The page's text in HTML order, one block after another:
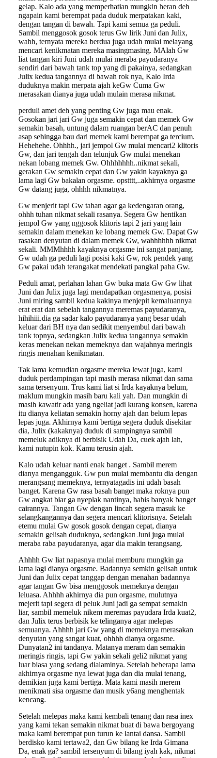
gelap. Kalo ada yang memperhatian mungkin heran deh
ngapain kami berempat pada duduk merpatakan kaki,
dengan tangan di bawah. Tapi kami semua ga peduli.
Sambil menggosok gosok terus Gw lirik Juni dan Julix,
wahh, ternyata mereka berdua juga udah mulai melayang
mencari kenikmatan mereka masingmasing. MAlah Gw
liat tangan kiri Juni udah mulai meraba payudaranya
sendiri dari bawah tank top yang di pakainya, sedangkan
Julix kedua tangannya di bawah rok nya, Kalo Irda
duduknya makin merpata ajah keGw Cuma Gw
merasakan dianya juga udah mulain merasa nikmat.
perduli amet deh yang penting Gw juga mau enak.
Gosokan jari jari Gw juga semakin cepat dan memek Gw
semakin basah, untung dalam ruangan berAC dan penuh
asap sehingga bau dari memek kami berempat ga tercium.
Hehehehe. Ohhhh., jari jempol Gw mulai mencari2 klitoris
Gw, dan jari tengah dan telunjuk Gw mulai menekan
nekan lobang memek Gw. Ohhhhhhh..nikmat sekali,
gerakan Gw semakin cepat dan Gw yakin kayaknya ga
lama lagi Gw bakalan orgasme. opstttt,..akhirnya orgasme
Gw datang juga, ohhhh nikmatnya.
Gw menjerit tapi Gw tahan agar ga kedengaran orang,
ohhh tuhan nikmat sekali rasanya. Segera Gw hentikan
jempol Gw yang nggosok klitoris tapi 2 jari yang lain
semakin dalam menekan ke lobang memek Gw. Dapat Gw
rasakan denyutan di dalam memek Gw, wahhhhhh nikmat
sekali. MMMhhhh kayaknya orgasme ini sangat panjang.
Gw udah ga peduli lagi posisi kaki Gw, rok pendek yang
Gw pakai udah terangakat mendekati pangkal paha Gw.
Peduli amat, perlahan lahan Gw buka mata Gw Gw lihat
Juni dan Julix juga lagi mendapatkan orgasmenya, posisi
Juni miring sambil kedua kakinya menjepit kemaluannya
erat erat dan sebelah tangannya meremas payudaranya,
hihihiii.dia ga sadar kalo payudaranya yang besar udah
keluar dari BH nya dan sedikit menyembul dari bawah
tank topnya, sedangkan Julix kedua tangannya semakin
keras menekan nekan memeknya dan wajahnya meringis
ringis menahan kenikmatan.
Tak lama kemudian orgasme mereka lewat juga, kami
duduk perdampingan tapi masih merasa nikmat dan sama
sama tersenyum. Trus kami liat si Irda kayaknya belum,
maklum mungkin masih baru kali yah. Dan mungkin di
masih kawatir ada yang ngeliat jadi kurang konsen, karena
itu dianya keliatan semakin horny ajah dan belum lepas
lepas juga. Akhirnya kami bertiga segera duduk disekitar
dia, Julix (kakaknya) duduk di sampingnya sambil
memeluk adiknya di berbisik Udah Da, cuek ajah lah,
kami nutupin kok. Kamu terusin ajah.
Kalo udah keluar nanti enak banget . Sambil merem
dianya mengangguk. Gw pun mulai membantu dia dengan
merangsang memeknya, ternyatagadis ini udah basah
banget. Karena Gw rasa basah banget maka roknya pun
Gw angkat biar ga nyeplak nantinya, habis banyak banget
cairannya. Tangan Gw dengan lincah segera masuk ke
selangkangannya dan segera mencari klitorisnya. Setelah
etemu mulai Gw gosok gosok dengan cepat, dianya
semakin gelisah duduknya, sedangkan Juni juga mulai
meraba raba payudaranya, agar dia makin terangsang.
Ahhhh Gw liat napasnya mulai memburu mungkin ga
lama lagi dianya orgasme. Badannya semkin gelisah untuk
Juni dan Julix cepat tanggap dengan menahan badannya
agar tangan Gw bisa menggosok memeknya dengan
leluasa. Ahhhh akhirnya dia pun orgasme, mulutnya
mejerit tapi segera di peluk Juni jadi ga sempat semakin
liar, sambil memeluk nikem meremas payudara Irda kuat2,
dan Julix terus berbisik ke telinganya agar melepas
semuanya. Ahhhh jari Gw yang di memeknya merasakan
denyutan yang sangat kuat, ohhhh dianya orgasme.
Dunyatan2 ini tandanya. Matanya meram dan semakin
meringis ringis, tapi Gw yakin sekali geli2 nikmat yang
luar biasa yang sedang dialaminya. Setelah beberapa lama
akhirnya orgasme nya lewat juga dan dia mulai tenang,
demikian juga kami bertiga. Mata kami masih merem
menikmati sisa orgasme dan musik y6ang menghentak
kencang.
Setelah melepas maka kami kembali tenang dan rasa inex
yang kami tekan semakin nikmat buat di bawa bergoyang
maka kami berempat pun turun ke lantai dansa. Sambil
berdisko kami tertawa2, dan Gw bilang ke Irda Gimana
Da, enak ga? sambil tersenyum di bilang iyah kak, nikmat